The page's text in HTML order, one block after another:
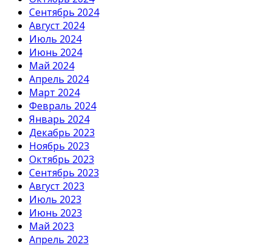
Сентябрь 2024
Август 2024
Июль 2024
Июнь 2024
Май 2024
Апрель 2024
Март 2024
Февраль 2024
Январь 2024
Декабрь 2023
Ноябрь 2023
Октябрь 2023
Сентябрь 2023
Август 2023
Июль 2023
Июнь 2023
Май 2023
Апрель 2023